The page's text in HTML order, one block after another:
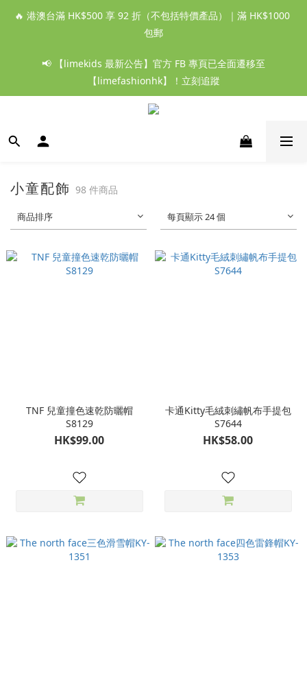
🔥 港澳台滿 HK$500 享 92 折（不包括特價產品）｜滿 HK$1000
包郵
📢 【limekids 最新公告】官方 FB 專頁已全面遷移至
【limefashionhk】！立刻追蹤
小童配飾 98 件商品
商品排序 每頁顯示 24 個
TNF 兒童撞色速乾防曬帽
S8129
HK$99.00
卡通Kitty毛絨刺繡帆布手提包
S7644
HK$58.00